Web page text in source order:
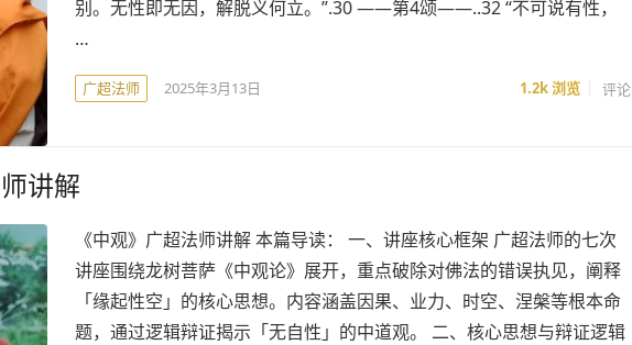
别。无性即无因，解脱义何立。”.30 ——第4颂——..32 “不可说有性，
…
广超法师 2025年3月13日 1.2k浏览 评论
讲解
《中观》广超法师讲解 本篇导读： 一、讲座核心框架 广超法师的七次
讲座围绕龙树菩萨《中观论》展开，重点破除对佛法的错误执见，阐释
「缘起性空」的核心思想。内容涵盖因果、业力、时空、涅槃等根本命
题，通过逻辑辩证揭示「无自性」的中道观。 二、核心思想与辩证逻辑